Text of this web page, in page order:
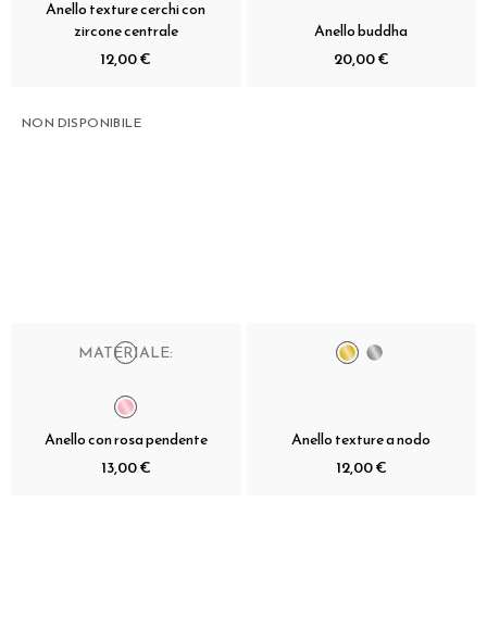
Anello texture cerchi con
zircone centrale
12,00 €
Anello buddha
20,00 €
NON DISPONIBILE
MATERIALE:
Anello con rosa pendente
13,00 €
Anello texture a nodo
12,00 €